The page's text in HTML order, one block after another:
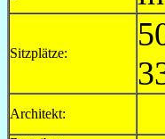
Sitzplätze:
Architekt: